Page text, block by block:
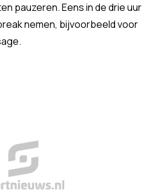
pauzeren. Eens in de drie uur
nemen, bijvoorbeeld voor